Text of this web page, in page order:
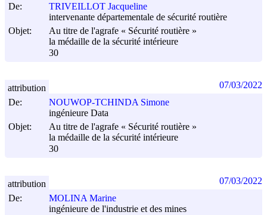
De:
TRIVEILLOT Jacqueline
intervenante départementale de sécurité routière
Objet:
Au titre de l'agrafe « Sécurité routière »
la médaille de la sécurité intérieure
30
De:
NOUWOP-TCHINDA Simone
ingénieure Data
Objet:
Au titre de l'agrafe « Sécurité routière »
la médaille de la sécurité intérieure
30
attribution 07/03/2022
De:
MOLINA Marine
ingénieure de l'industrie et des mines
attribution 07/03/2022